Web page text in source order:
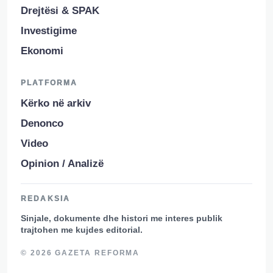
Drejtësi & SPAK
Investigime
Ekonomi
PLATFORMA
Kërko në arkiv
Denonco
Video
Opinion / Analizë
REDAKSIA
Sinjale, dokumente dhe histori me interes publik
trajtohen me kujdes editorial.
© 2026 GAZETA REFORMA